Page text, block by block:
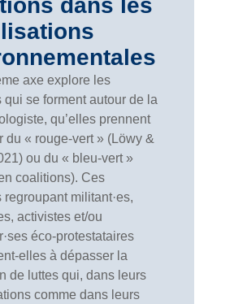
dans les
axe explore les
qui se forment autour de la
qu’elles prennent
du « rouge-vert » (Löwy &
ou du « bleu-vert »
coalitions). Ces
militant·es,
activistes et/ou
éco-protestataires
elles à dépasser la
de luttes qui, dans leurs
comme dans leurs